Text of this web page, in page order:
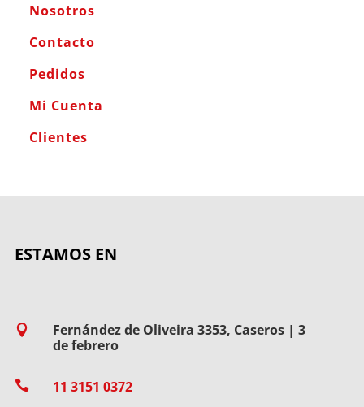
Nosotros
Contacto
Pedidos
Mi Cuenta
Clientes
ESTAMOS EN

Fernández de Oliveira 3353, Caseros | 3
de febrero
 11 3151 0372